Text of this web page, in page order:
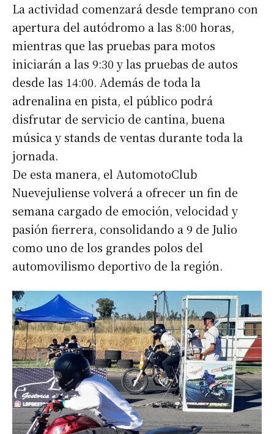
Suscribirme gratis
Dirección de correo electrónico*
La actividad comenzará desde temprano con
apertura del autódromo a las 8:00 horas,
mientras que las pruebas para motos
iniciarán a las 9:30 y las pruebas de autos
desde las 14:00. Además de toda la
adrenalina en pista, el público podrá
disfrutar de servicio de cantina, buena
música y stands de ventas durante toda la
jornada.
De esta manera, el AutomotoClub
Nuevejuliense volverá a ofrecer un fin de
semana cargado de emoción, velocidad y
pasión fierrera, consolidando a 9 de Julio
como uno de los grandes polos del
automovilismo deportivo de la región.